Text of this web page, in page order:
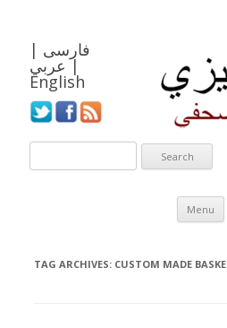
فارسی |
عربي |
English
Menu
TAG ARCHIVES: CUSTOM MADE